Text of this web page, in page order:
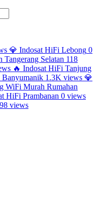
💎 Indosat HiFi Lebong 0
Tangerang Selatan 118
🔥 Indosat HiFi Tanjung
1.3K views 💎
WiFi Murah Rumahan
HiFi Prambanan 0 views
98 views